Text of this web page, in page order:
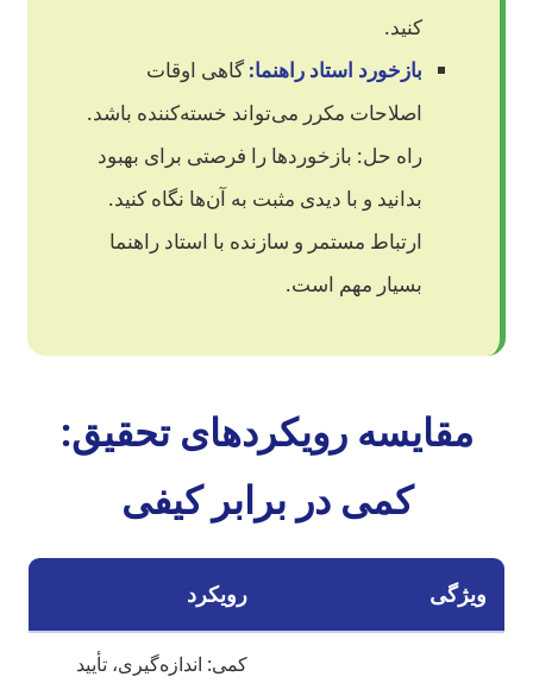
کنید.
بازخورد استاد راهنما: گاهی اوقات
اصلاحات مکرر می‌تواند خسته‌کننده باشد.
راه حل: بازخوردها را فرصتی برای بهبود
بدانید و با دیدی مثبت به آن‌ها نگاه کنید.
ارتباط مستمر و سازنده با استاد راهنما
بسیار مهم است.
مقایسه رویکردهای تحقیق:
کمی در برابر کیفی
ویژگی رویکرد
کمی: اندازه‌گیری، تأیید